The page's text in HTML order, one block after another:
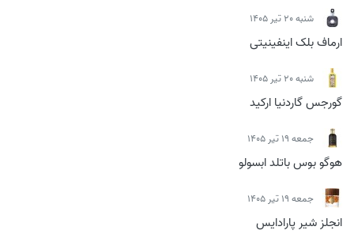
شنبه 20 تیر 1405
ارماف بلک اینفینیتی
شنبه 20 تیر 1405
گورجس گاردنیا ارکید
جمعه 19 تیر 1405
هوگو بوس باتلد ابسولو
جمعه 19 تیر 1405
انجلز شیر پارادایس